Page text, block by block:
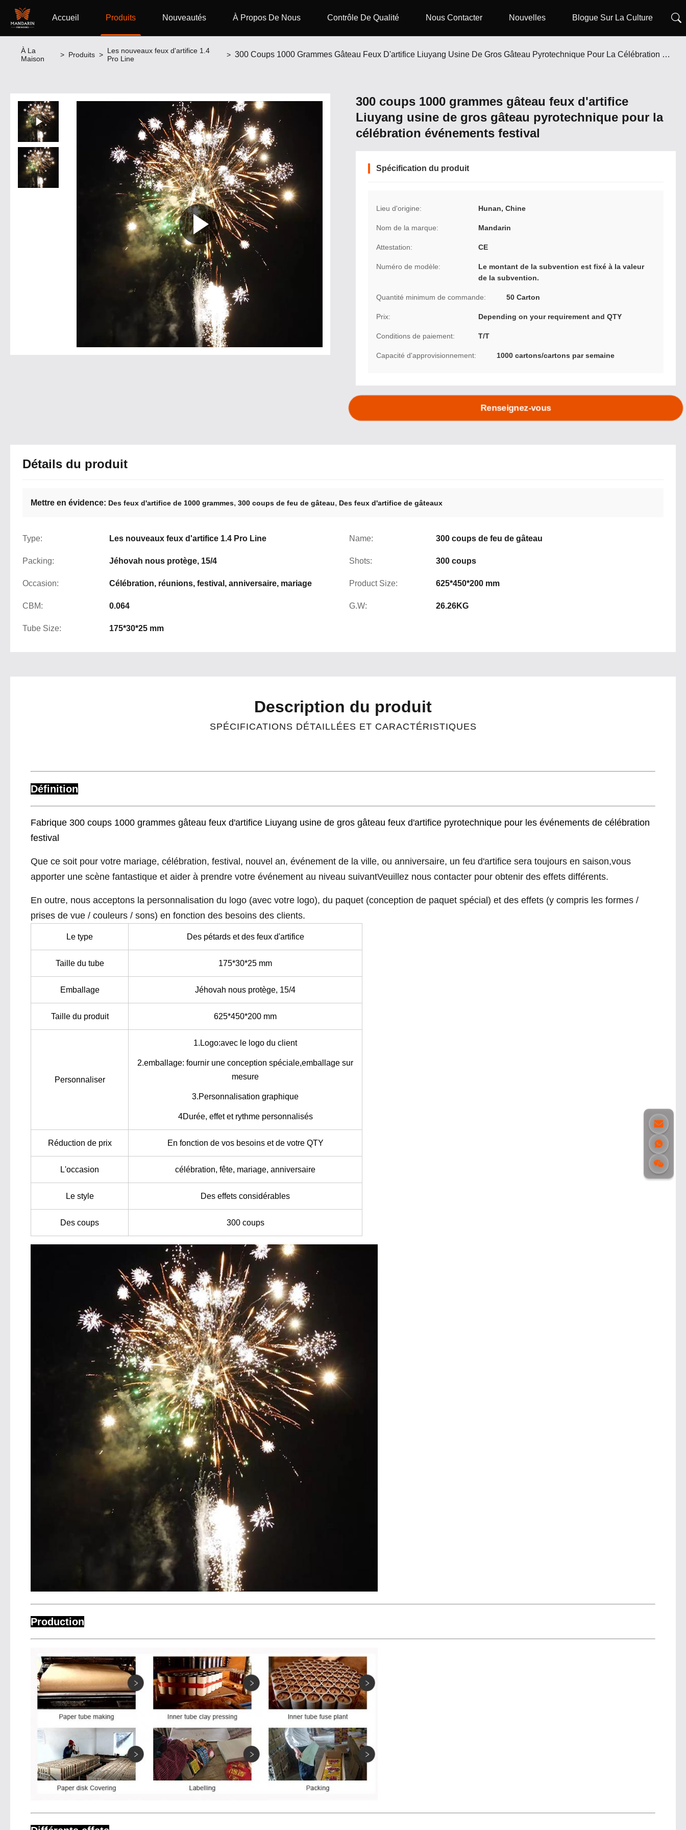
Accueil Produits Nouveautés À Propos De Nous Contrôle De Qualité Nous Contacter Nouvelles Blogue Sur La Culture
À La
Maison
> Produits > Les nouveaux feux d'artifice 1.4
Pro Line
> 300 Coups 1000 Grammes Gâteau Feux D'artifice Liuyang Usine De Gros Gâteau Pyrotechnique Pour La Célébration Événements Festival
300 coups 1000 grammes gâteau feux d'artifice
Liuyang usine de gros gâteau pyrotechnique pour la
célébration événements festival
Spécification du produit
Lieu d'origine: Hunan, Chine
Nom de la marque: Mandarin
Attestation: CE
Numéro de modèle:
Le montant de la subvention est fixé à la valeur
de la subvention.
Quantité minimum de commande: 50 Carton
Prix: Depending on your requirement and QTY
Conditions de paiement: T/T
Capacité d'approvisionnement: 1000 cartons/cartons par semaine
Renseignez-vous
Détails du produit
Mettre en évidence: Des feux d'artifice de 1000 grammes, 300 coups de feu de gâteau, Des feux d'artifice de gâteaux
Type: Les nouveaux feux d'artifice 1.4 Pro Line Name: 300 coups de feu de gâteau
Packing: Jéhovah nous protège, 15/4 Shots: 300 coups
Occasion: Célébration, réunions, festival, anniversaire, mariage Product Size: 625*450*200 mm
CBM: 0.064 G.W: 26.26KG
Tube Size: 175*30*25 mm
Description du produit
SPÉCIFICATIONS DÉTAILLÉES ET CARACTÉRISTIQUES
Définition
Fabrique 300 coups 1000 grammes gâteau feux d'artifice Liuyang usine de gros gâteau feux d'artifice pyrotechnique pour les événements de célébration
festival
Que ce soit pour votre mariage, célébration, festival, nouvel an, événement de la ville, ou anniversaire, un feu d'artifice sera toujours en saison,vous
apporter une scène fantastique et aider à prendre votre événement au niveau suivantVeuillez nous contacter pour obtenir des effets différents.
En outre, nous acceptons la personnalisation du logo (avec votre logo), du paquet (conception de paquet spécial) et des effets (y compris les formes /
prises de vue / couleurs / sons) en fonction des besoins des clients.
Le type Des pétards et des feux d'artifice
Taille du tube 175*30*25 mm
Emballage Jéhovah nous protège, 15/4
Taille du produit 625*450*200 mm
Personnaliser
1.Logo:avec le logo du client
2.emballage: fournir une conception spéciale,emballage sur
mesure
3.Personnalisation graphique
4Durée, effet et rythme personnalisés
Réduction de prix En fonction de vos besoins et de votre QTY
L'occasion célébration, fête, mariage, anniversaire
Le style Des effets considérables
Des coups 300 coups
Production